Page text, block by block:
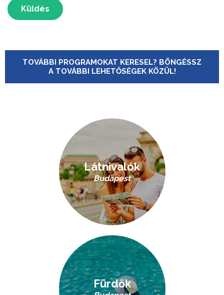
Küldés
TOVÁBBI PROGRAMOKAT KERESEL? BÖNGÉSSZ
A TOVÁBBI LEHETŐSÉGEK KÖZÜL!
Látnivalók
Budapest
Fürdők